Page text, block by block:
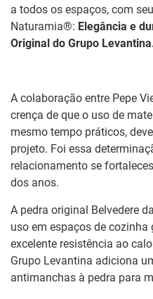
a todos os espaços, com
Naturamia®: Elegância e
Original do Grupo
A colaboração entre Pepe
crença de que o uso de
mesmo tempo práticos,
projeto. Foi essa
relacionamento se
dos anos.
A pedra original Belvedere
uso em espaços de
excelente resistência ao
Grupo Levantina adiciona
antimanchas à pedra para